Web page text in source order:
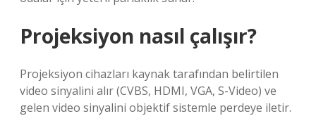
Projeksiyon nasıl çalışır?
Projeksiyon cihazları kaynak tarafından belirtilen
video sinyalini alır (CVBS, HDMI, VGA, S-Video) ve
gelen video sinyalini objektif sistemle perdeye iletir.